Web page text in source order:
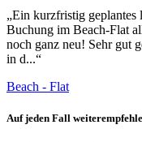
„Ein kurzfristig geplantes
Buchung im Beach-Flat
noch ganz neu! Sehr gut
in d...“
Beach - Flat
Auf jeden Fall